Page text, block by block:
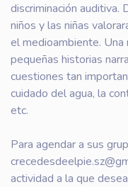
discriminación
niños y las niñas
el medioambiente. Una
pequeñas historias
cuestiones tan
cuidado del agua, la
etc.
Para agendar a sus
actividad a la que